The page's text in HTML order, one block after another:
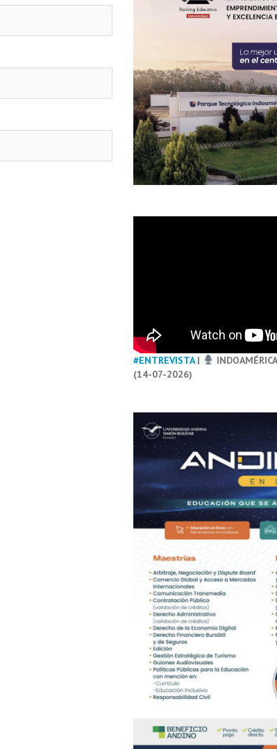
#ENTREVISTA|
(14-07-2026)